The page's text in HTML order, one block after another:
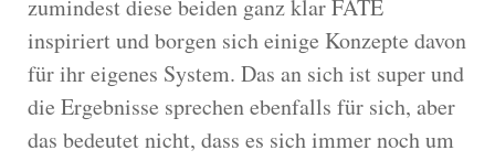
zumindest diese beiden ganz klar FATE
inspiriert und borgen sich einige Konzepte davon
für ihr eigenes System. Das an sich ist super und
die Ergebnisse sprechen ebenfalls für sich, aber
das bedeutet nicht, dass es sich immer noch um